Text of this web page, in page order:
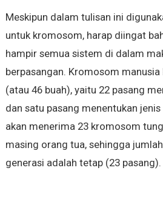
Meskipun dalam tulisan ini
untuk kromosom, harap diingat
hampir semua sistem di dalam
berpasangan. Kromosom
(atau 46 buah), yaitu 22 pasang
dan satu pasang menentukan
akan menerima 23 kromosom
masing orang tua, sehingga
generasi adalah tetap (23 pasang).